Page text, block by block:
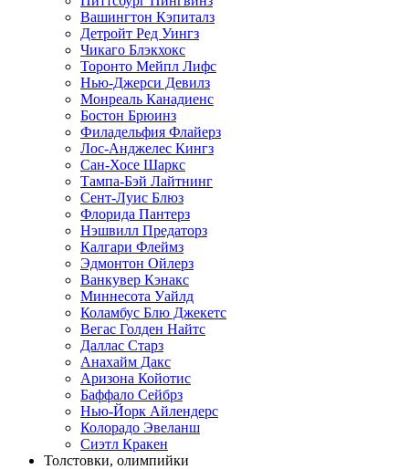
Вашингтон Кэпиталз
Детройт Ред Уингз
Чикаго Блэкхокс
Торонто Мейпл Лифс
Нью-Джерси Девилз
Монреаль Канадиенс
Бостон Брюинз
Филадельфия Флайерз
Лос-Анджелес Кингз
Сан-Хосе Шаркс
Тампа-Бэй Лайтнинг
Сент-Луис Блюз
Флорида Пантерз
Нэшвилл Предаторз
Калгари Флеймз
Эдмонтон Ойлерз
Ванкувер Кэнакс
Миннесота Уайлд
Коламбус Блю Джекетс
Вегас Голден Найтс
Даллас Старз
Анахайм Дакс
Аризона Койотис
Баффало Сейбрз
Нью-Йорк Айлендерс
Колорадо Эвеланш
Сиэтл Кракен
Толстовки, олимпийки